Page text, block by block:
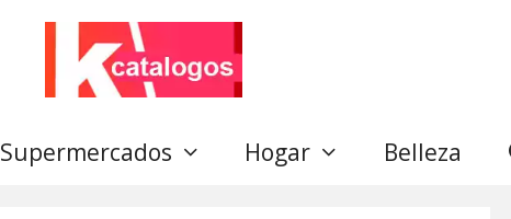
Supermercados Hogar Belleza